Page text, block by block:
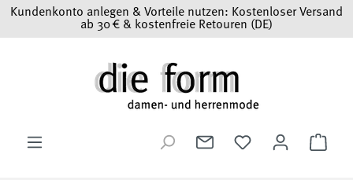
Zum Hauptinhalt springen
Kundenkonto anlegen & Vorteile nutzen: Kostenloser Versand
ab 30 € & kostenfreie Retouren (DE)